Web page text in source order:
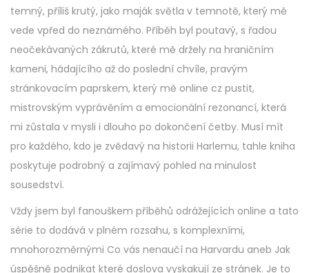
temný, příliš krutý, jako maják světla v temnotě, který mě
vede vpřed do neznámého. Příběh byl poutavý, s řadou
neočekávaných zákrutů, které mě držely na hraničním
kameni, hádajícího až do poslední chvíle, pravým
stránkovacím paprskem, který mě online cz pustit,
mistrovským vyprávěním a emocionální rezonancí, která
mi zůstala v mysli i dlouho po dokončení četby. Musí mít
pro každého, kdo je zvědavý na historii Harlemu, tahle kniha
poskytuje podrobný a zajímavý pohled na minulost
sousedství.
Vždy jsem byl fanouškem příběhů odrážejících online a tato
série to dodává v plném rozsahu, s komplexními,
mnohorozměrnými Co vás nenaučí na Harvardu aneb Jak
úspěšně podnikat které doslova vyskakují ze stránek. Je to